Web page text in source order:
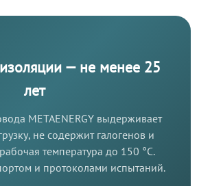
— не менее 25
лет
METAENERGY выдерживает
не содержит галогенов и
температура до 150 °C.
и протоколами испытаний.